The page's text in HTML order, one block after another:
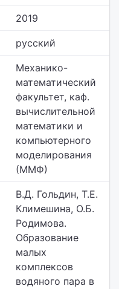
2019
русский
Механико-
математический
факультет, каф.
вычислительной
математики и
компьютерного
моделирования
(ММФ)
В.Д. Гольдин, Т.Е.
Климешина, О.Б.
Родимова.
Образование
малых
комплексов
водяного пара в